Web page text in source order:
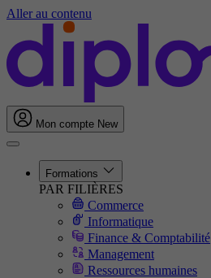
Aller au contenu
Mon compte New
Formations
PAR FILIÈRES
Commerce
Informatique
Finance & Comptabilité
Management
Ressources humaines